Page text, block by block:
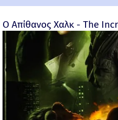
Ο Απίθανος Χαλκ - The